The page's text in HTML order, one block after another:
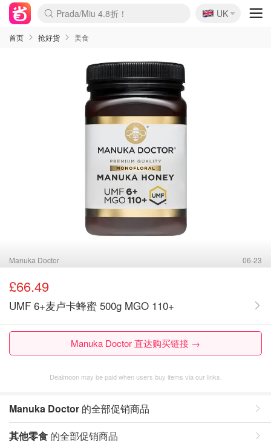
麦卢卡蜂蜜夏促！个位数！
Prada/Miu 4.8折！
啥？必胜客披萨5折！
🇬🇧
UK
首页 抢好货 美食
Manuka Doctor 06-23
£66.49
UMF 6+麦卢卡蜂蜜 500g MGO 110+
Manuka Doctor 直达购买链接 →
Dealmoon may be paid when users buy items via our links.
Manuka Doctor 的全部促销商品
其他零食 的全部促销商品